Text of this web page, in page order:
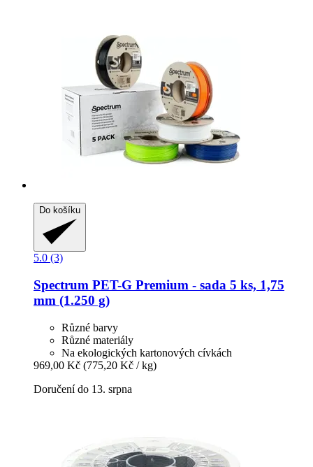
Do košíku
5.0 (3)
Spectrum PET-​G Premium -​ sada 5 ks, 1,75
mm (1.250 g)
Různé barvy
Různé materiály
Na ekologických kartonových cívkách
969,00 Kč (775,20 Kč / kg)
Doručení do 13. srpna